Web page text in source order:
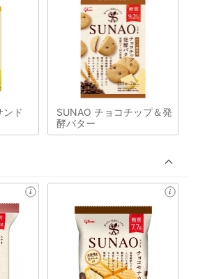
ンド
SUNAO チョコチップ＆発
酵バター